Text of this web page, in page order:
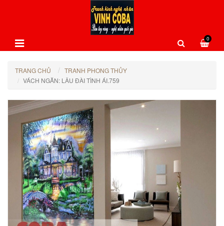
0
TRANG CHỦ
TRANH PHONG THỦY
VÁCH NGĂN: LÂU ĐÀI TÌNH ÁI.759